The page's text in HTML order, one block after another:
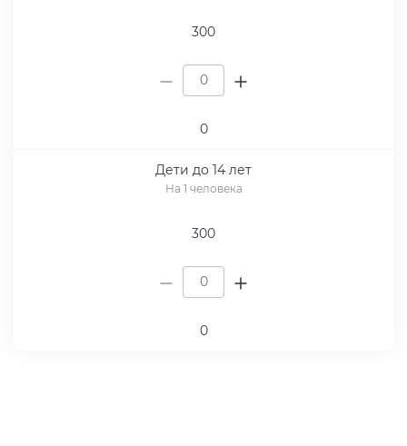
300
0
Дети до 14 лет
На 1 человека
300
0